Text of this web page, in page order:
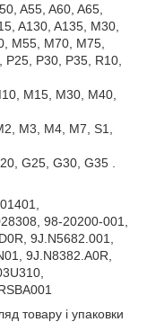
A55, A60, A65,
A130, A135, M30,
M55, M70, M75,
P30, P35, R10,
M15, M30, M40,
M3, M4, M7, S1,
G25, G30, G35 .
98-20200-001,
9J.N5682.001,
9J.N8382.A0R,
товару і упаковки